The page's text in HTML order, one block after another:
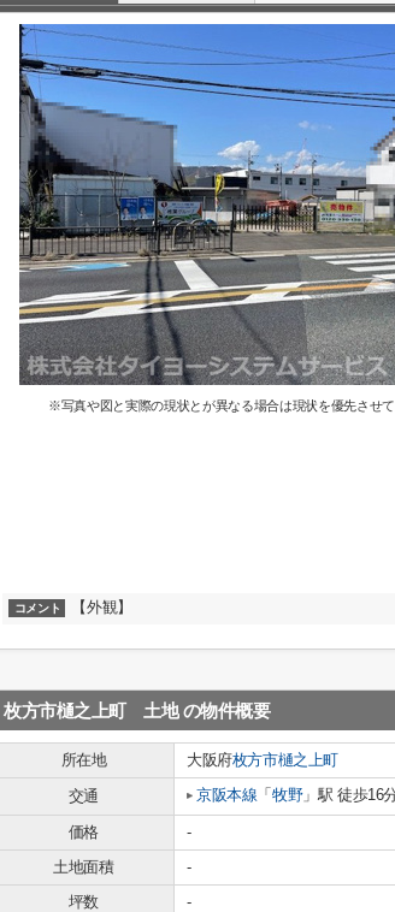
※写真や図と実際の現状とが異なる場合は現状を優先させ
コメント 【外観】
枚方市樋之上町 土地 の物件概要
所在地 大阪府枚方市樋之上町
交通
京阪本線 「牧野」駅 徒歩16
価格 -
土地面積
-
坪数
-